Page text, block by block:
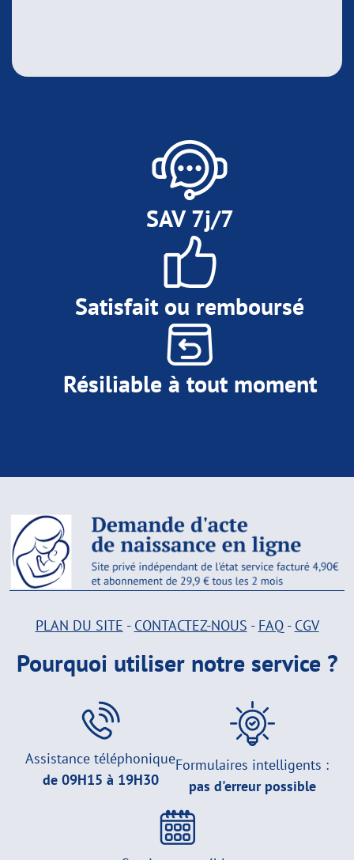
SAV 7j/7
Satisfait ou remboursé
Résiliable à tout moment
PLAN DU SITE - CONTACTEZ-NOUS - FAQ- CGV
Pourquoi utiliser notre service ?
Assistance téléphonique
de 09H15 à 19H30
Formulaires intelligents :
pas d'erreur possible